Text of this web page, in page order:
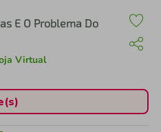
E O Problema Do
Virtual